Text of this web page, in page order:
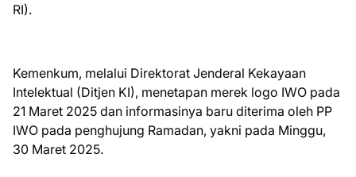
RI).
Kemenkum, melalui Direktorat Jenderal Kekayaan
Intelektual (Ditjen KI), menetapan merek logo IWO pada
21 Maret 2025 dan informasinya baru diterima oleh PP
IWO pada penghujung Ramadan, yakni pada Minggu,
30 Maret 2025.